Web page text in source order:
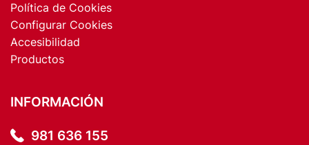
Política de Cookies
Configurar Cookies
Accesibilidad
Productos
INFORMACIÓN
981 636 155